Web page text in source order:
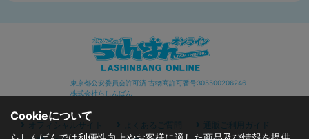
東京都公安委員会許可済 古物商許可番号305500206246
株式会社らしんばん
オフィシャルサイト よくあるご質問
通販ご利用ガイド
Cookieについて